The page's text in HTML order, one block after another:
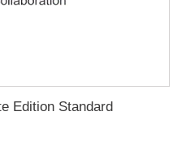
Edition Standard